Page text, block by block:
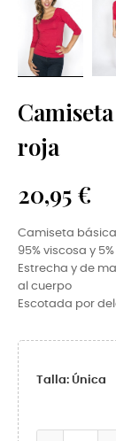
roja
20,95 €
Camiseta
95% viscosa y
Estrecha y de
al cuerpo
Escotada por
Talla: Única